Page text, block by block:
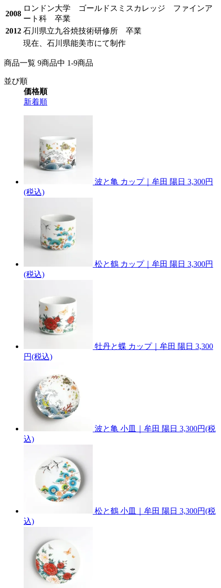
2008
ロンドン大学 ゴールドスミスカレッジ ファインア
ート科 卒業
2012 石川県立九谷焼技術研修所 卒業
現在、石川県能美市にて制作
商品一覧 9商品中 1-9商品
並び順
価格順
新着順
波と亀 カップ｜牟田 陽日 3,300円
(税込)
松と鶴 カップ｜牟田 陽日 3,300円
(税込)
牡丹と蝶 カップ｜牟田 陽日 3,300
円(税込)
波と亀 小皿｜牟田 陽日 3,300円(税
込)
松と鶴 小皿｜牟田 陽日 3,300円(税
込)